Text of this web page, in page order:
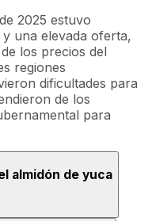
2025 estuvo
una elevada oferta,
los precios del
regiones
dificultades para
de los
para
almidón de yuca